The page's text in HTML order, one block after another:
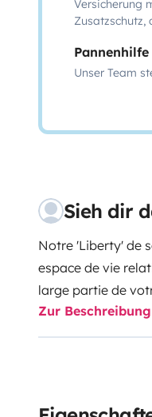
Versicherung
Zusatzschutz,
Unser Team
Sieh dir
Notre 'Liberty' de
espace de vie
large partie de
vous aussi et il
tranquillité
Zur Beschreibung